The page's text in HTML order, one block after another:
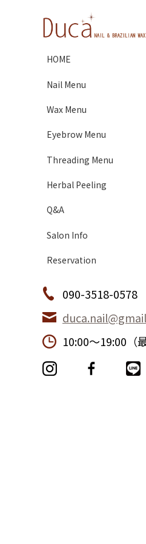
HOME
Nail Menu
Wax Menu
Eyebrow Menu
Threading Menu
Herbal Peeling
Q&A
Salon Info
Reservation
090-3518-0578
10:00〜19:00（